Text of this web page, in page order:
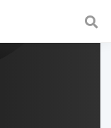
fast and